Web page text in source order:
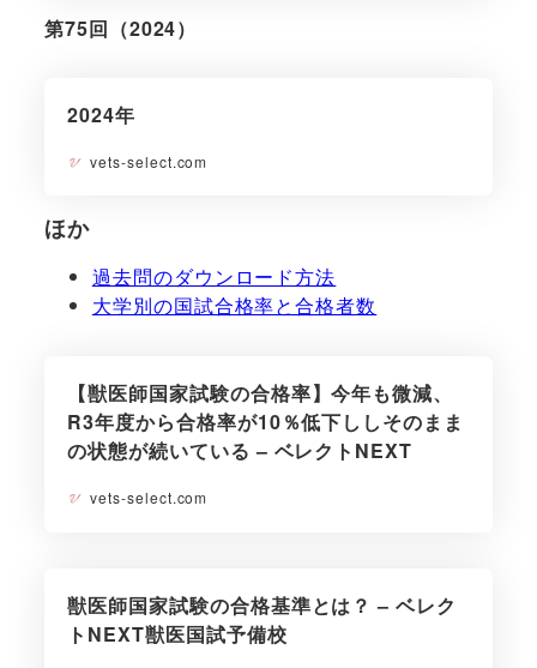
第75回（2024）
2024年
vets-select.com
ほか
過去問のダウンロード方法
大学別の国試合格率と合格者数
【獣医師国家試験の合格率】今年も微減、
R3年度から合格率が10％低下ししそのまま
の状態が続いている – ベレクトNEXT
vets-select.com
獣医師国家試験の合格基準とは？ – ベレク
トNEXT獣医国試予備校